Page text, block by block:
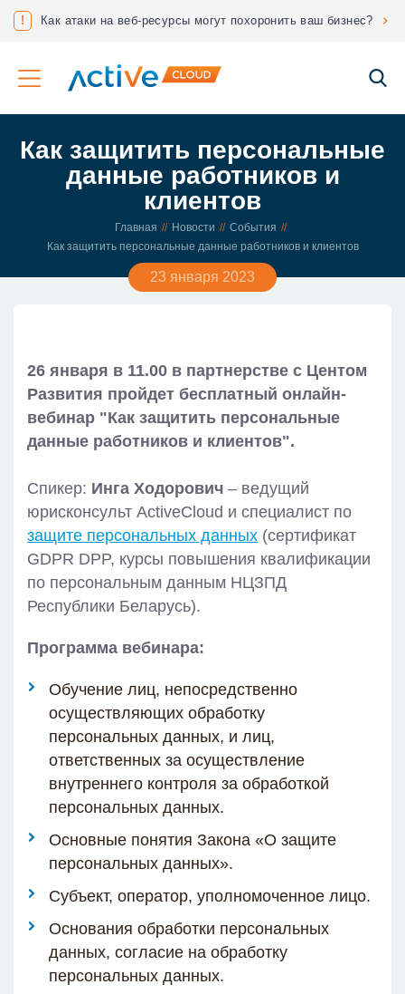
!
Максимизируйте эффективность, используя мощности двух ЦОДов! Как атаки на веб-ресурсы могут похоронить ваш бизнес?
Как защитить персональные
данные работников и
клиентов
Главная Новости
События
Как защитить персональные данные работников и клиентов
23 января 2023
26 января в 11.00 в партнерстве с Центом
Развития пройдет бесплатный онлайн-
вебинар "Как защитить персональные
данные работников и клиентов".
Спикер: Инга Ходорович – ведущий
юрисконсульт ActiveCloud и специалист по
защите персональных данных (сертификат
GDPR DPP, курсы повышения квалификации
по персональным данным НЦЗПД
Республики Беларусь).
Программа вебинара:
Обучение лиц, непосредственно
осуществляющих обработку
персональных данных, и лиц,
ответственных за осуществление
внутреннего контроля за обработкой
персональных данных.
​Основные понятия Закона «О защите
персональных данных».
​Субъект, оператор, уполномоченное лицо.
​Основания обработки персональных
данных, согласие на обработку
персональных данных.